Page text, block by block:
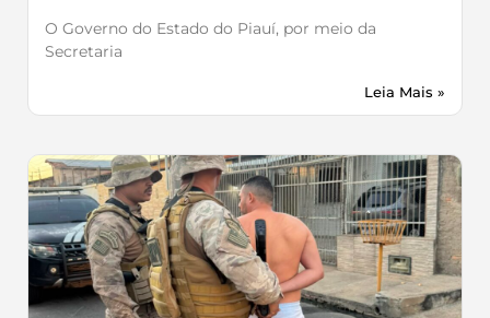
O Governo do Estado do Piauí, por meio da
Secretaria
Leia Mais »